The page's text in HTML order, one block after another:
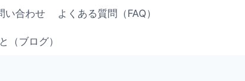
い合わせ よくある質問（FAQ）
（ブログ）